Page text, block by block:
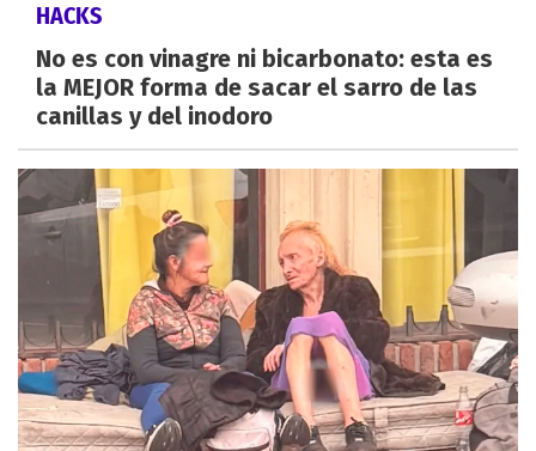
HACKS
No es con vinagre ni bicarbonato: esta es
la MEJOR forma de sacar el sarro de las
canillas y del inodoro